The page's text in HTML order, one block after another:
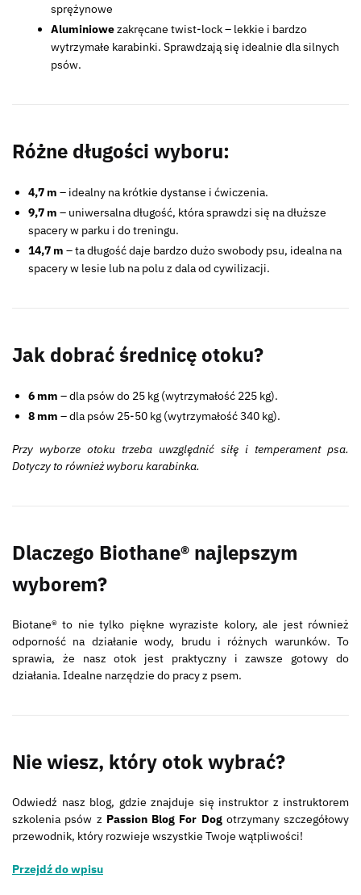
sprężynowe
Aluminiowezakręcane twist-lock – lekkie i bardzo
wytrzymałe karabinki. Sprawdzają się idealnie dla silnych
psów.
Różne długości wyboru:
4,7 m – idealny na krótkie dystanse i ćwiczenia.
9,7 m – uniwersalna długość, która sprawdzi się na dłuższe
spacery w parku i do treningu.
14,7 m – ta długość daje bardzo dużo swobody psu, idealna na
spacery w lesie lub na polu z dala od cywilizacji.
Jak dobrać średnicę otoku?
6 mm – dla psów do 25 kg (wytrzymałość 225 kg).
8 mm – dla psów 25-50 kg (wytrzymałość 340 kg).
Przy wyborze otoku trzeba uwzględnić siłę i temperament psa.
Dotyczy to również wyboru karabinka.
Dlaczego Biothane® najlepszym
wyborem?
Biotane® to nie tylko piękne wyraziste kolory, ale jest również
odporność na działanie wody, brudu i różnych warunków. To
sprawia, że ​​nasz otok jest praktyczny i zawsze gotowy do
działania. Idealne narzędzie do pracy z psem.
Nie wiesz, który otok wybrać?
Odwiedź nasz blog, gdzie znajduje się instruktor z instruktorem
szkolenia psów z Passion Blog For Dogotrzymany szczegółowy
przewodnik, który rozwieje wszystkie Twoje wątpliwości!
Przejdź do wpisu